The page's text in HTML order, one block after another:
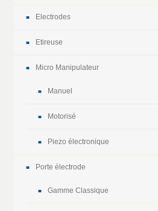
Electrodes
Etireuse
Micro Manipulateur
Manuel
Motorisé
Piezo électronique
Porte électrode
Gamme Classique